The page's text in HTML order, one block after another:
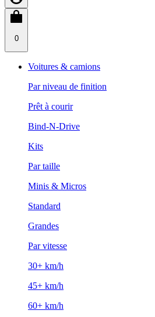
0
Voitures & camions
Par niveau de finition
Prêt à courir
Bind-N-Drive
Kits
Par taille
Minis & Micros
Standard
Grandes
Par vitesse
30+ km/h
45+ km/h
60+ km/h